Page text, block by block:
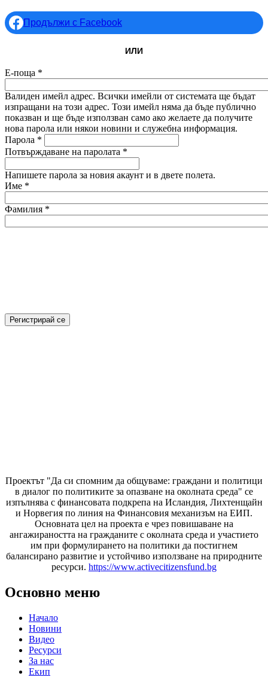
Продължи с Facebook
ИЛИ
Е-поща *
Валиден имейл адрес. Всички имейли от системата ще бъдат
изпращани на този адрес. Този имейл няма да бъде публично
показван и ще бъде използван само ако желаете да получите
нова парола или някои новини и служебна информация.
Парола *
Потвърждаване на паролата *
Напишете парола за новия акаунт и в двете полета.
Име *
Фамилия *
Проектът "Да си спомним да общуваме: граждани и политици
в диалог по политиките за опазване на околната среда" се
изпълнява с финансовата подкрепа на Исландия, Лихтенщайн
и Норвегия по линия на Финансовия механизъм на ЕИП.
Основната цел на проекта е чрез повишаване на
ангажираността на гражданите с околната среда и участието
им при формулирането на политики да постигнем
балансирано развитие и устойчиво използване на природните
ресурси. https://www.activecitizensfund.bg
Основно меню
Начало
Новини
Видео
Ресурси
За нас
Екип